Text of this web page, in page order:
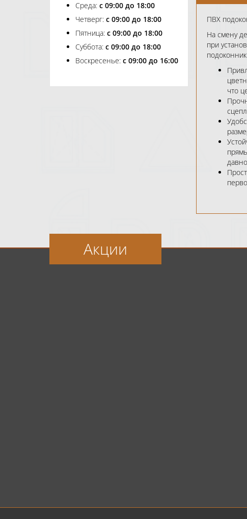
ПВХ
На смену
при
что
Среда: с 09:00 до 18:00
Четверг: с 09:00 до 18:00
Пятница: с 09:00 до 18:00
Суббота: с 09:00 до 18:00
Воскресенье: с 09:00 до 16:00
Акции